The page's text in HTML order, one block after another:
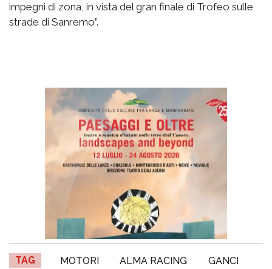
impegni di zona, in vista del gran finale di Trofeo sulle
strade di Sanremo”.
TAG MOTORI ALMA RACING
GANCI